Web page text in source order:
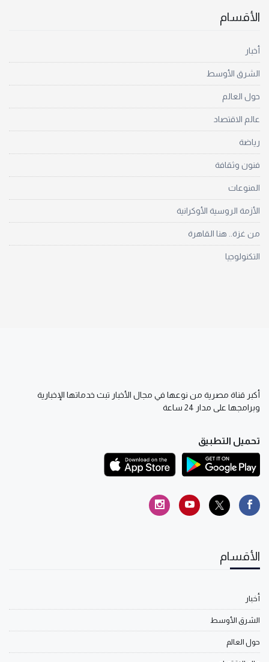
الأقسام
أخبار
الشرق الأوسط
حول العالم
عالم الاقتصاد
رياضة
فنون وثقافة
المنوعات
الأزمة الروسية الأوكرانية
من غزة.. هنا القاهرة
التكنولوجيا
أكبر قناة مصرية من نوعها في مجال الأخبار تبث خدماتها الإخبارية
وبرامجها على مدار 24 ساعة
تحميل التطبيق
الأقسام
أخبار
الشرق الأوسط
حول العالم